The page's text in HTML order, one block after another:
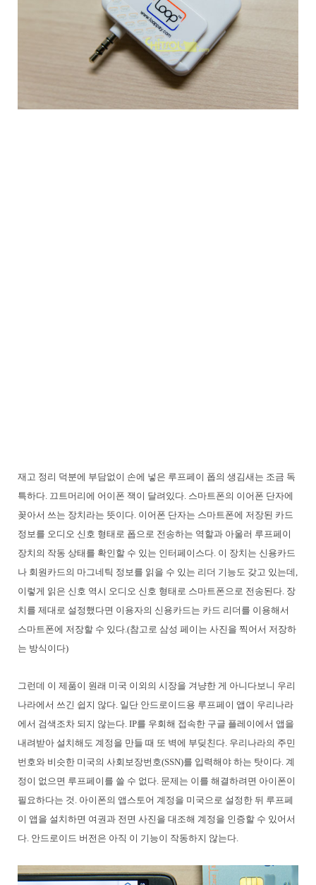
재고 정리 덕분에 부담없이 손에 넣은 루프페이 폽의 생김새는 조금 독
특하다. 끄트머리에 어이폰 잭이 달려있다. 스마트폰의 이어폰 단자에
꽂아서 쓰는 장치라는 뜻이다. 이어폰 단자는 스마트폰에 저장된 카드
정보를 오디오 신호 형태로 폽으로 전송하는 역할과 아울러 루프페이
장치의 작동 상태를 확인할 수 있는 인터페이스다. 이 장치는 신용카드
나 회원카드의 마그네틱 정보를 읽을 수 있는 리더 기능도 갖고 있는데,
이렇게 읽은 신호 역시 오디오 신호 형태로 스마트폰으로 전송된다. 장
치를 제대로 설정했다면 이용자의 신용카드는 카드 리더를 이용해서
스마트폰에 저장할 수 있다.(참고로 삼성 페이는 사진을 찍어서 저장하
는 방식이다)
그런데 이 제품이 원래 미국 이외의 시장을 겨냥한 게 아니다보니 우리
나라에서 쓰긴 쉽지 않다. 일단 안드로이드용 루프페이 앱이 우리나라
에서 검색조차 되지 않는다. IP를 우회해 접속한 구글 플레이에서 앱을
내려받아 설치해도 계정을 만들 때 또 벽에 부딪친다. 우리나라의 주민
번호와 비슷한 미국의 사회보장번호(SSN)를 입력해야 하는 탓이다. 계
정이 없으면 루프페이를 쓸 수 없다. 문제는 이를 해결하려면 아이폰이
필요하다는 것. 아이폰의 앱스토어 계정을 미국으로 설정한 뒤 루프페
이 앱을 설치하면 여권과 전면 사진을 대조해 계정을 인증할 수 있어서
다. 안드로이드 버전은 아직 이 기능이 작동하지 않는다.